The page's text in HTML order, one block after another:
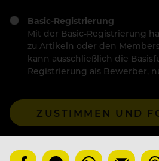
Basic-Registrierung
Mit der Basic-Registrierung
zu Artikeln oder den
kann ausschließlich die
Registrierung als Bewerber,
ZUSTIMMEN UND